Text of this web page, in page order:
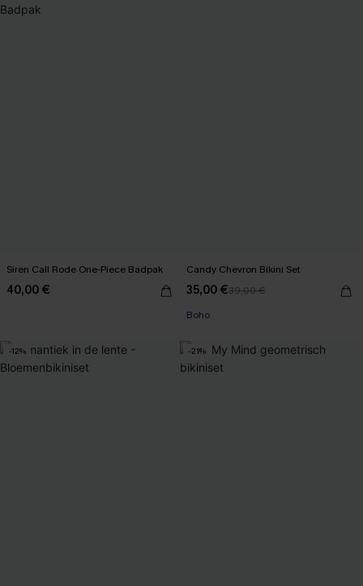
Siren Call Rode One-Piece Badpak
40,00 €
Candy Chevron Bikini Set
35,00 €39,00 €
【AG18】2 met 10% korting
Boho
-12% -21%